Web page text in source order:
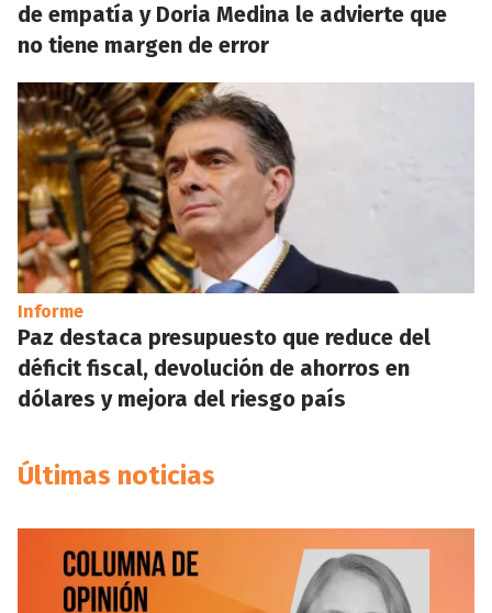
de empatía y Doria Medina le advierte que
no tiene margen de error
Informe
Paz destaca presupuesto que reduce del
déficit fiscal, devolución de ahorros en
dólares y mejora del riesgo país
Últimas noticias